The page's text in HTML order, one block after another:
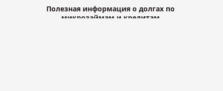
Полезная информация о долгах по
микрозаймам и кредитам